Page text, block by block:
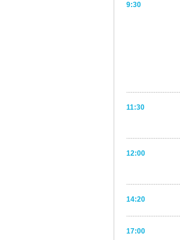
9:30
11:30
12:00
14:20
17:00